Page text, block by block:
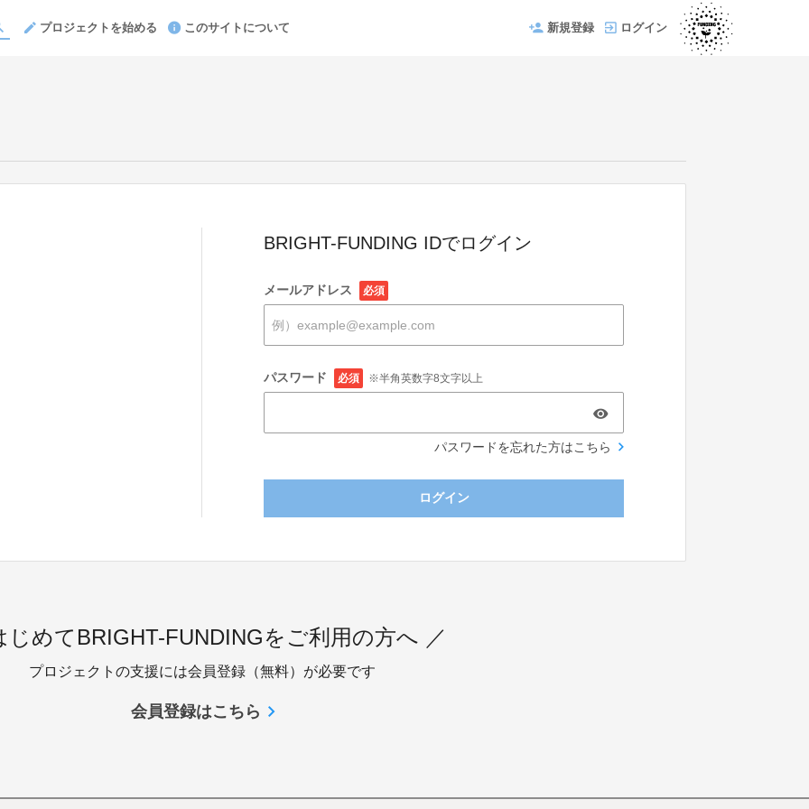
プロジェクトを始める このサイトについて 新規登録 ログイン
BRIGHT-FUNDING IDでログイン
メールアドレス 必須
パスワード 必須 ※半角英数字8文字以上
パスワードを忘れた方はこちら
ログイン
じめてBRIGHT-FUNDINGをご利用の方へ ／
プロジェクトの支援には会員登録（無料）が必要です
会員登録はこちら